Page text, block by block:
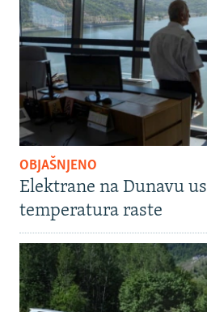
OBJAŠNJENO
Elektrane na Dunavu
temperatura raste